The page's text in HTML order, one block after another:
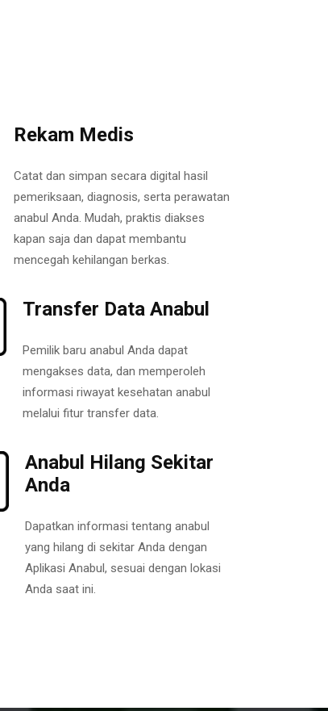
Rekam Medis
Catat dan simpan secara digital hasil
pemeriksaan, diagnosis, serta perawatan
anabul Anda. Mudah, praktis diakses
kapan saja dan dapat membantu
mencegah kehilangan berkas.
Transfer Data Anabul
Pemilik baru anabul Anda dapat
mengakses data, dan memperoleh
informasi riwayat kesehatan anabul
melalui fitur transfer data.
Anabul Hilang Sekitar
Anda
Dapatkan informasi tentang anabul
yang hilang di sekitar Anda dengan
Aplikasi Anabul, sesuai dengan lokasi
Anda saat ini.